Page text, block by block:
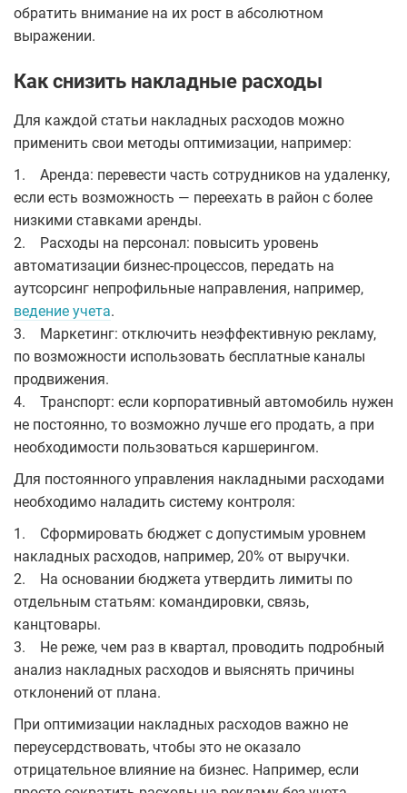
обратить внимание на их рост в абсолютном
выражении.
Как снизить накладные расходы
Для каждой статьи накладных расходов можно
применить свои методы оптимизации, например:
1. Аренда: перевести часть сотрудников на удаленку,
если есть возможность — переехать в район с более
низкими ставками аренды.
2. Расходы на персонал: повысить уровень
автоматизации бизнес-процессов, передать на
аутсорсинг непрофильные направления, например,
ведение учета.
3. Маркетинг: отключить неэффективную рекламу,
по возможности использовать бесплатные каналы
продвижения.
4. Транспорт: если корпоративный автомобиль нужен
не постоянно, то возможно лучше его продать, а при
необходимости пользоваться каршерингом.
Для постоянного управления накладными расходами
необходимо наладить систему контроля:
1. Сформировать бюджет с допустимым уровнем
накладных расходов, например, 20% от выручки.
2. На основании бюджета утвердить лимиты по
отдельным статьям: командировки, связь,
канцтовары.
3. Не реже, чем раз в квартал, проводить подробный
анализ накладных расходов и выяснять причины
отклонений от плана.
При оптимизации накладных расходов важно не
переусердствовать, чтобы это не оказало
отрицательное влияние на бизнес. Например, если